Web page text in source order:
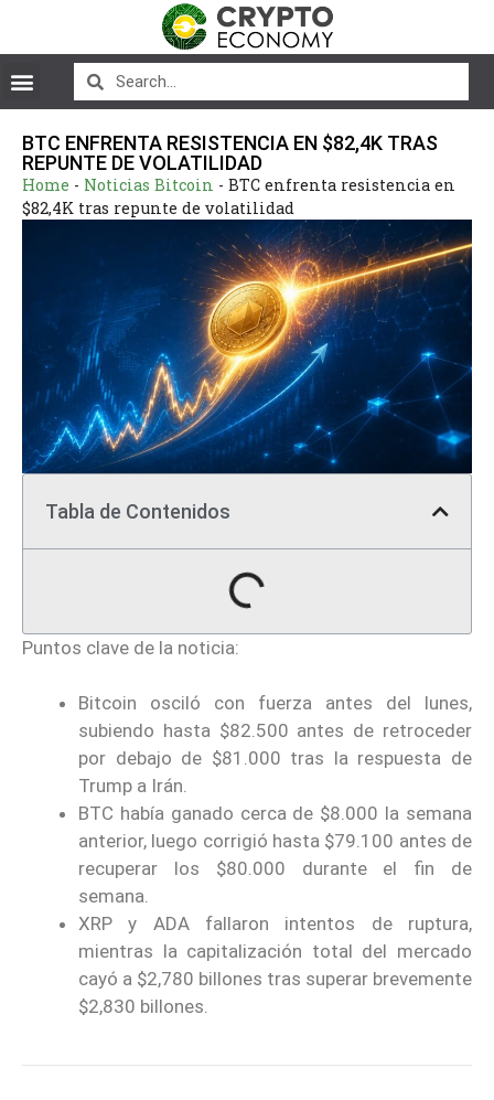
BTC ENFRENTA RESISTENCIA EN $82,4K TRAS
REPUNTE DE VOLATILIDAD
Home - Noticias Bitcoin - BTC enfrenta resistencia en
$82,4K tras repunte de volatilidad
Tabla de Contenidos
Puntos clave de la noticia:
Bitcoin osciló con fuerza antes del lunes,
subiendo hasta $82.500 antes de retroceder
por debajo de $81.000 tras la respuesta de
Trump a Irán.
BTC había ganado cerca de $8.000 la semana
anterior, luego corrigió hasta $79.100 antes de
recuperar los $80.000 durante el fin de
semana.
XRP y ADA fallaron intentos de ruptura,
mientras la capitalización total del mercado
cayó a $2,780 billones tras superar brevemente
$2,830 billones.